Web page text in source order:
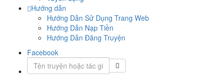
Hướng dẫn
Hướng Dẫn Sử Dụng Trang Web
Hướng Dẫn Nạp Tiền
Hướng Dẫn Đăng Truyện
Facebook